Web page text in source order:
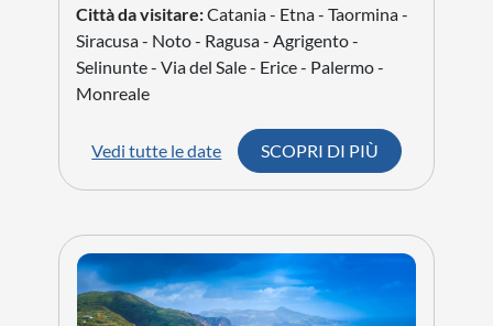
Città da visitare:Catania - Etna - Taormina -
Siracusa - Noto - Ragusa - Agrigento -
Selinunte - Via del Sale - Erice - Palermo -
Monreale
Vedi tutte le date SCOPRI DI PIÙ